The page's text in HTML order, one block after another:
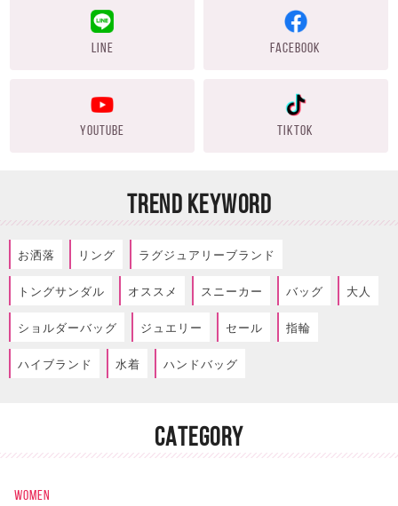
LINE FACEBOOK
YOUTUBE TIKTOK
TREND KEYWORD
お洒落 リング ラグジュアリーブランド
トングサンダル オススメ スニーカー バッグ 大人
ショルダーバッグ ジュエリー セール 指輪
ハイブランド 水着 ハンドバッグ
CATEGORY
WOMEN